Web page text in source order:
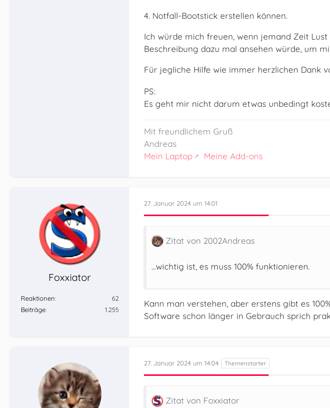
4. Notfall-Bootstick erstellen können.
Ich würde mich freuen, wenn jemand Zeit
Beschreibung dazu mal ansehen würde, um
Für jegliche Hilfe wie immer herzlichen Dank
PS:
Es geht mir nicht darum etwas unbedingt
Mit freundlichem Gruß
Andreas
Mein Laptop
Meine Add-ons
Foxxiator
Reaktionen
62
Beiträge
1.255
27. Januar 2024 um 14:01
Zitat von 2002Andreas
...wichtig ist, es muss 100% funktionieren.
Kann man verstehen, aber erstens gibt es
Software schon länger in Gebrauch sprich
27. Januar 2024 um 14:04
Zitat von Foxxiator